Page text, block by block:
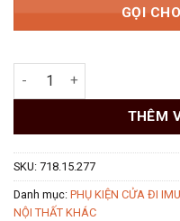
GỌI
Bas nối thanh treo kính
THÊM
SKU: 718.15.277
Danh mục: PHỤ KIỆN CỬA ĐI
NỘI THẤT KHÁC